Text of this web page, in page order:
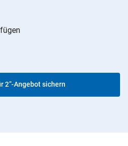
2“-Angebot sichern